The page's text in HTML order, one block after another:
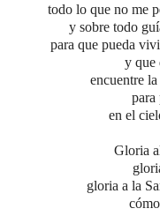
todo lo que no me
y sobre todo
para que pueda
y que
encuentre
para
en el
Gloria
gloria a la